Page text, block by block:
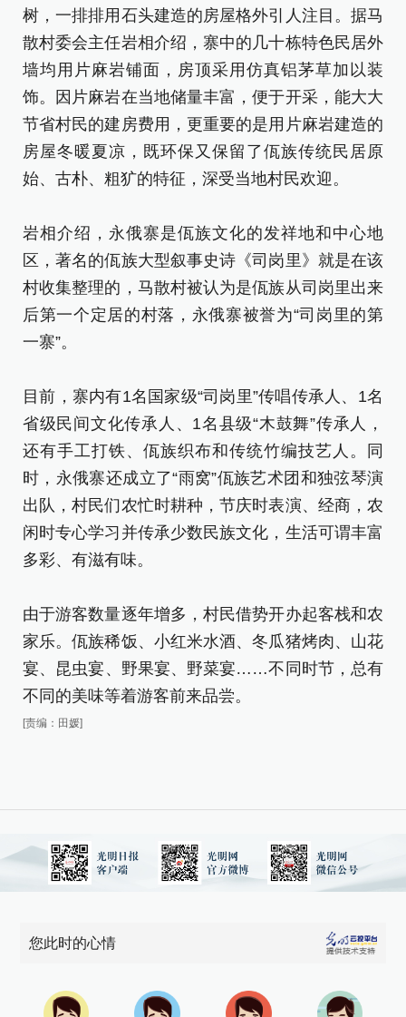
树，一排排用石头建造的房屋格外引人注目。据马
散村委会主任岩相介绍，寨中的几十栋特色民居外
墙均用片麻岩铺面，房顶采用仿真铝茅草加以装
饰。因片麻岩在当地储量丰富，便于开采，能大大
节省村民的建房费用，更重要的是用片麻岩建造的
房屋冬暖夏凉，既环保又保留了佤族传统民居原
始、古朴、粗犷的特征，深受当地村民欢迎。
岩相介绍，永俄寨是佤族文化的发祥地和中心地
区，著名的佤族大型叙事史诗《司岗里》就是在该
村收集整理的，马散村被认为是佤族从司岗里出来
后第一个定居的村落，永俄寨被誉为“司岗里的第
一寨”。
目前，寨内有1名国家级“司岗里”传唱传承人、1名
省级民间文化传承人、1名县级“木鼓舞”传承人，
还有手工打铁、佤族织布和传统竹编技艺人。同
时，永俄寨还成立了“雨窝”佤族艺术团和独弦琴演
出队，村民们农忙时耕种，节庆时表演、经商，农
闲时专心学习并传承少数民族文化，生活可谓丰富
多彩、有滋有味。
由于游客数量逐年增多，村民借势开办起客栈和农
家乐。佤族稀饭、小红米水酒、冬瓜猪烤肉、山花
宴、昆虫宴、野果宴、野菜宴……不同时节，总有
不同的美味等着游客前来品尝。
[责编：田媛]
您此时的心情